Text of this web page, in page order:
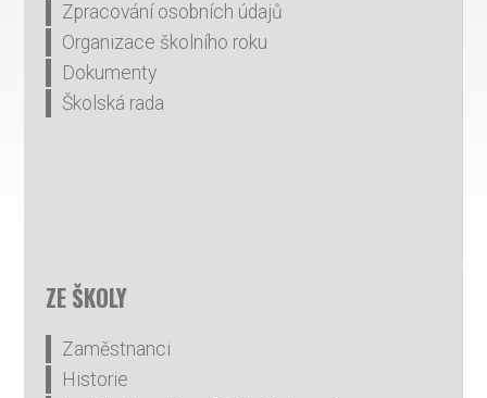
Zpracování osobních údajů
Organizace školního roku
Dokumenty
Školská rada
ZE ŠKOLY
Zaměstnanci
Historie